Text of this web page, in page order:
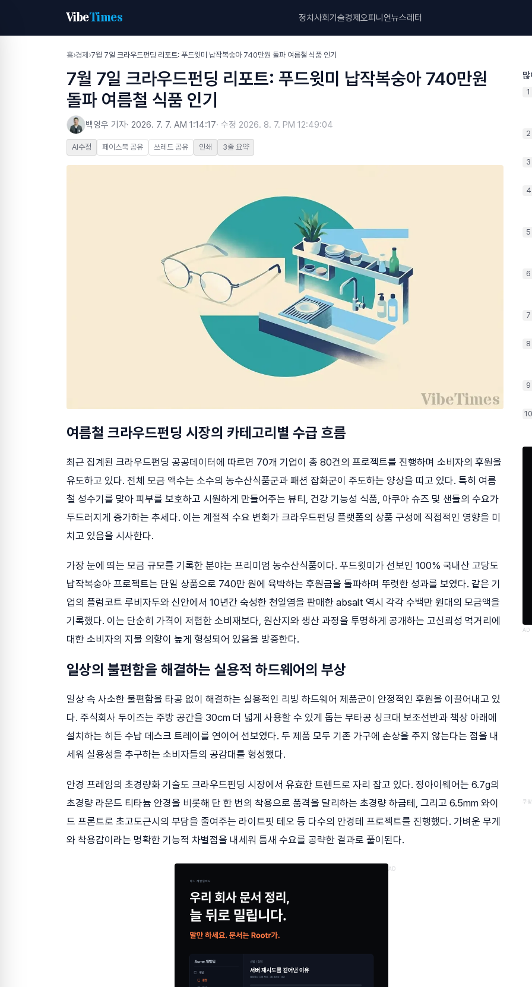
VibeTimes 정치사회기술경제오피니언뉴스레터
홈›경제 ›7월 7일 크라우드펀딩 리포트: 푸드윗미 납작복숭아 740만원 돌파 여름철 식품 인기
7월 7일 크라우드펀딩 리포트: 푸드윗미 납작복숭아 740만원
돌파 여름철 식품 인기
백영우 기자· 2026. 7. 7. AM 1:14:17· 수정 2026. 8. 7. PM 12:49:04
AI수정 페이스북 공유 쓰레드 공유 인쇄 3줄 요약
여름철 크라우드펀딩 시장의 카테고리별 수급 흐름
최근 집계된 크라우드펀딩 공공데이터에 따르면 70개 기업이 총 80건의 프로젝트를 진행하며 소비자의 후원을
유도하고 있다. 전체 모금 액수는 소수의 농수산식품군과 패션 잡화군이 주도하는 양상을 띠고 있다. 특히 여름
철 성수기를 맞아 피부를 보호하고 시원하게 만들어주는 뷰티, 건강 기능성 식품, 아쿠아 슈즈 및 샌들의 수요가
두드러지게 증가하는 추세다. 이는 계절적 수요 변화가 크라우드펀딩 플랫폼의 상품 구성에 직접적인 영향을 미
치고 있음을 시사한다.
가장 눈에 띄는 모금 규모를 기록한 분야는 프리미엄 농수산식품이다. 푸드윗미가 선보인 100% 국내산 고당도
납작복숭아 프로젝트는 단일 상품으로 740만 원에 육박하는 후원금을 돌파하며 뚜렷한 성과를 보였다. 같은 기
업의 플럼코트 루비자두와 신안에서 10년간 숙성한 천일염을 판매한 absalt 역시 각각 수백만 원대의 모금액을
기록했다. 이는 단순히 가격이 저렴한 소비재보다, 원산지와 생산 과정을 투명하게 공개하는 고신뢰성 먹거리에
대한 소비자의 지불 의향이 높게 형성되어 있음을 방증한다.
일상의 불편함을 해결하는 실용적 하드웨어의 부상
일상 속 사소한 불편함을 타공 없이 해결하는 실용적인 리빙 하드웨어 제품군이 안정적인 후원을 이끌어내고 있
다. 주식회사 두이즈는 주방 공간을 30cm 더 넓게 사용할 수 있게 돕는 무타공 싱크대 보조선반과 책상 아래에
설치하는 히든 수납 데스크 트레이를 연이어 선보였다. 두 제품 모두 기존 가구에 손상을 주지 않는다는 점을 내
세워 실용성을 추구하는 소비자들의 공감대를 형성했다.
안경 프레임의 초경량화 기술도 크라우드펀딩 시장에서 유효한 트렌드로 자리 잡고 있다. 정아이웨어는 6.7g의
초경량 라운드 티타늄 안경을 비롯해 단 한 번의 착용으로 품격을 달리하는 초경량 하금테, 그리고 6.5mm 와이
드 프론트로 초고도근시의 부담을 줄여주는 라이트핏 테오 등 다수의 안경테 프로젝트를 진행했다. 가벼운 무게
와 착용감이라는 명확한 기능적 차별점을 내세워 틈새 수요를 공략한 결과로 풀이된다.
AD
1
2
3
4
5
6
7
8
9
10
AD
쿠